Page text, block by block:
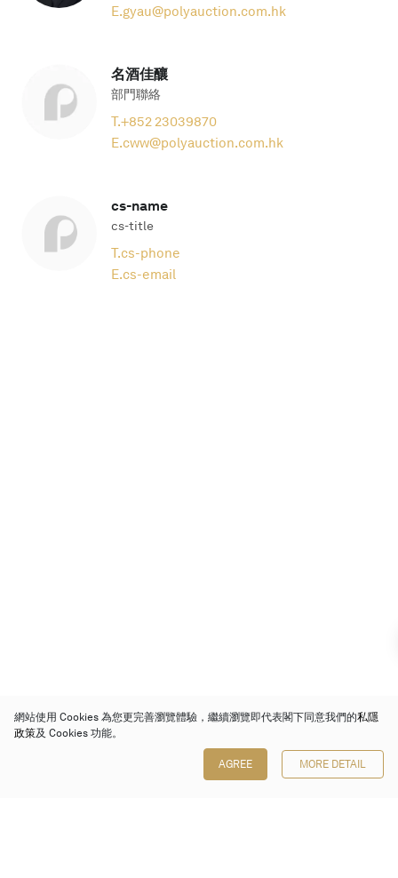
E.gyau@polyauction.com.hk
名酒佳釀
部門聯絡
T.+852 23039870
E.cww@polyauction.com.hk
cs-name
cs-title
T.cs-phone
E.cs-email
網站使用 Cookies 為您更完善瀏覽體驗，繼續瀏覽即代表閣下同意我們的私隱
政策及 Cookies 功能。
AGREE MORE DETAIL